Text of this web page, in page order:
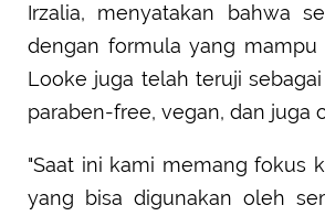
Irzalia, menyatakan bahwa
dengan formula yang mampu
Looke juga telah teruji
paraben-free, vegan, dan juga
"Saat ini kami memang fokus
yang bisa digunakan oleh